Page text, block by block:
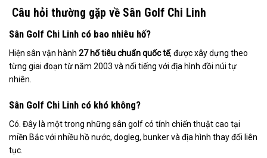
Câu hỏi thường gặp về Sân Golf Chi Linh
Sân Golf Chi Linh có bao nhiêu hố?
Hiện sân vận hành 27 hố tiêu chuẩn quốc tế, được xây dựng theo
từng giai đoạn từ năm 2003 và nổi tiếng với địa hình đồi núi tự
nhiên.
Sân Golf Chi Linh có khó không?
Có. Đây là một trong những sân golf có tính chiến thuật cao tại
miền Bắc với nhiều hồ nước, dogleg, bunker và địa hình thay đổi liên
tục.